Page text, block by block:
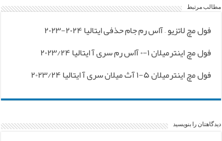
مطالب مرتبط
فول مچ لاتزیو – آاس رم جام حذفی ایتالیا ‎۲۰۲۳-۲۰۲۴
فول مچ اینترمیلان ۱-۰ آاس رم سری آ ایتالیا ۲۰۲۳/۲۴
فول مچ اینترمیلان ۵-۱ آث میلان سری آ ایتالیا ۲۰۲۳/۲۴
دیدگاهتان را بنویسید